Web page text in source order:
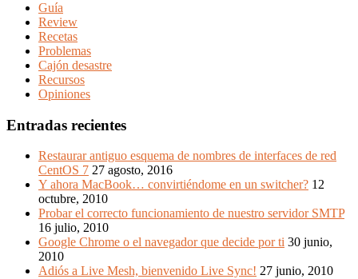
Guía
Review
Recetas
Problemas
Cajón desastre
Recursos
Opiniones
Entradas recientes
Restaurar antiguo esquema de nombres de interfaces de red
CentOS 7 27 agosto, 2016
Y ahora MacBook… convirtiéndome en un switcher? 12
octubre, 2010
Probar el correcto funcionamiento de nuestro servidor SMTP
16 julio, 2010
Google Chrome o el navegador que decide por ti 30 junio,
2010
Adiós a Live Mesh, bienvenido Live Sync! 27 junio, 2010